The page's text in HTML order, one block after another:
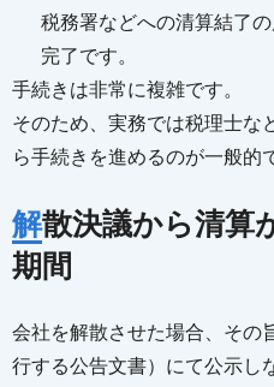
税務署などへの清算結了
完了です。
手続きは非常に複雑です。
そのため、実務では税理士な
ら手続きを進めるのが一般的
解散決議から清算が完了するまでの
期間
会社を解散させた場合、その
行する公告文書）にて公示し